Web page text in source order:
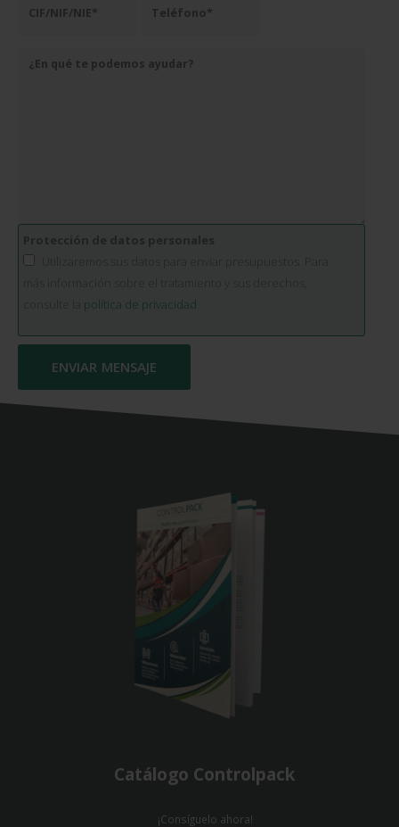
política de privacidad
Catálogo Controlpack
¡Consíguelo ahora!